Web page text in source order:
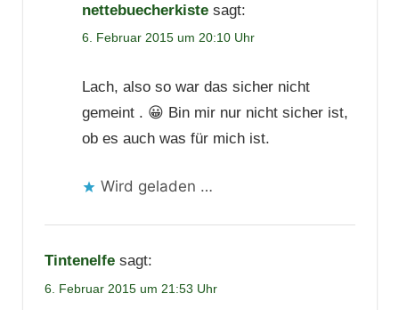
nettebuecherkiste sagt:
6. Februar 2015 um 20:10 Uhr
Lach, also so war das sicher nicht
gemeint . 😀 Bin mir nur nicht sicher ist,
ob es auch was für mich ist.
Wird geladen …
Tintenelfe sagt:
6. Februar 2015 um 21:53 Uhr